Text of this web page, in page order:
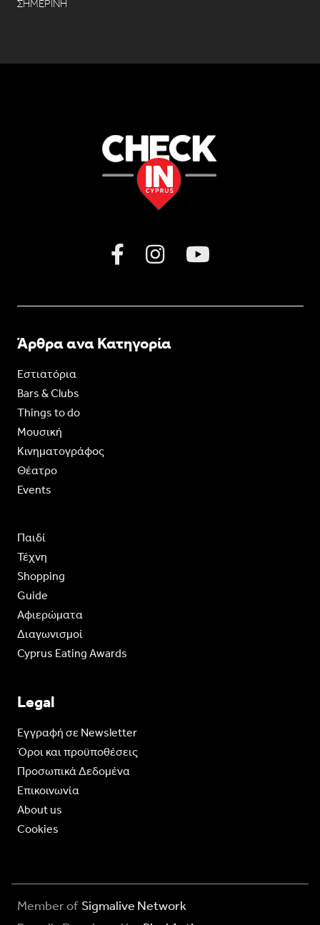
ΣΗΜΕΡΙΝΗ
Άρθρα ανα Κατηγορία
Εστιατόρια
Bars & Clubs
Things to do
Moυσική
Κινηματογράφος
Θέατρο
Events
Παιδί
Τέχνη
Shopping
Guide
Aφιερώματα
Διαγωνισμοί
Cyprus Eating Awards
Legal
Eγγραφή σε Newsletter
Όροι και προϋποθέσεις
Προσωπικά Δεδομένα
Επικοινωνία
About us
Cookies
Member of Sigmalive Network